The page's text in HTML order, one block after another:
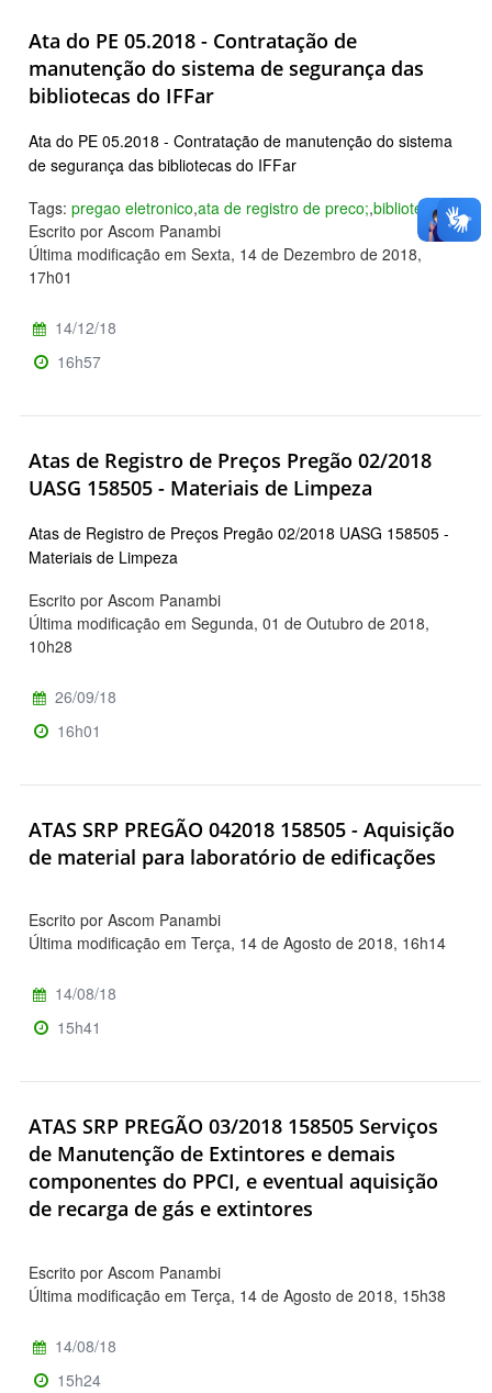
Ata do PE 05.2018 - Contratação de
manutenção do sistema de segurança das
bibliotecas do IFFar
Ata do PE 05.2018 - Contratação de manutenção do sistema
de segurança das bibliotecas do IFFar
Tags: pregao eletronico,ata de registro de preco;,biblioteca
Escrito por Ascom Panambi
Última modificação em Sexta, 14 de Dezembro de 2018,
17h01
14/12/18
16h57
Atas de Registro de Preços Pregão 02/2018
UASG 158505 - Materiais de Limpeza
Atas de Registro de Preços Pregão 02/2018 UASG 158505 -
Materiais de Limpeza
Escrito por Ascom Panambi
Última modificação em Segunda, 01 de Outubro de 2018,
10h28
26/09/18
16h01
ATAS SRP PREGÃO 042018 158505 - Aquisição
de material para laboratório de edificações
Escrito por Ascom Panambi
Última modificação em Terça, 14 de Agosto de 2018, 16h14
14/08/18
15h41
ATAS SRP PREGÃO 03/2018 158505 Serviços
de Manutenção de Extintores e demais
componentes do PPCI, e eventual aquisição
de recarga de gás e extintores
Escrito por Ascom Panambi
Última modificação em Terça, 14 de Agosto de 2018, 15h38
14/08/18
15h24